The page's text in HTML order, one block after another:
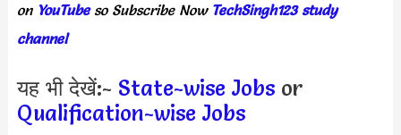
on YouTubeso Subscribe Now TechSingh123 study
channel
यह भी देखें:- State-wise Jobs or
Qualification-wise Jobs